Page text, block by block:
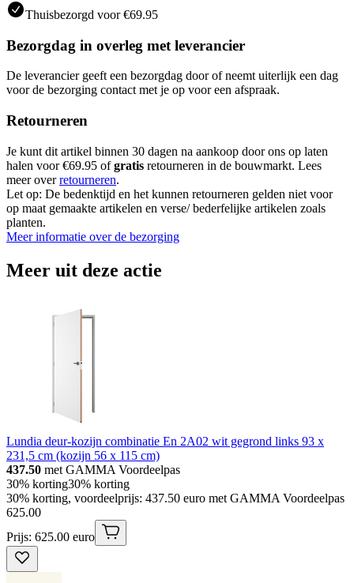
Thuisbezorgd voor €69.95
Bezorgdag in overleg met leverancier
De leverancier geeft een bezorgdag door of neemt uiterlijk een dag
voor de bezorging contact met je op voor een afspraak.
Retourneren
Je kunt dit artikel binnen 30 dagen na aankoop door ons op laten
halen voor €69.95 ofgratis retourneren in de bouwmarkt. Lees
meer overretourneren.
Let op: De bedenktijd en het kunnen retourneren gelden niet voor
op maat gemaakte artikelen en verse/ bederfelijke artikelen zoals
planten.
Meer informatie over de bezorging
Meer uit deze actie
Lundia deur-kozijn combinatie En 2A02 wit gegrond links 93 x
231,5 cm (kozijn 56 x 115 cm)
437.50 met GAMMA Voordeelpas
30% korting30% korting
30% korting, voordeelprijs: 437.50 euro met GAMMA Voordeelpas
625.00
Prijs: 625.00 euro